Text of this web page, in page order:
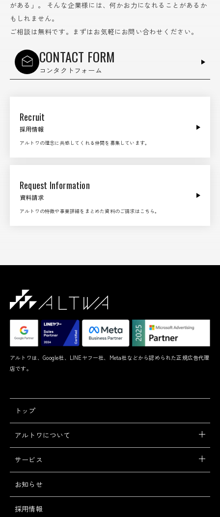
がある」。
そんな企業様には、何かお力になれることがあるか
もしれません。
ご相談は無料です。まずはお気軽にお問い合わせください。
CONTACT FORM
コンタクトフォーム
Recruit
採用情報
アルトワの理念に共感してくれる仲間を募集しています。
Request Information
資料請求
アルトワの特徴や事業詳細をまとめた資料のご請求はこちら。
アルトワは、Google社、LINEヤフー社、Meta社などから認められた正規広告代理
店です。
トップ
アルトワについて
サービス
お知らせ
採用情報